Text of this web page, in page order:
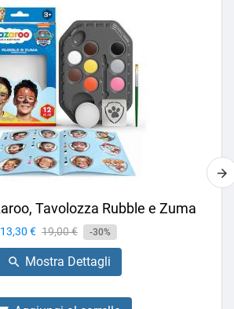
Tavolozza Rubble e Zuma
Prezzo
13,30 € Prezzo
base
19,00 € -30%
 Mostra Dettagli